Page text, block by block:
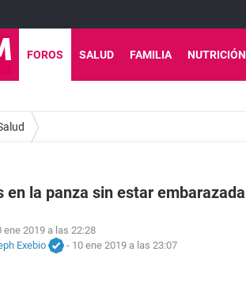
FOROS SALUD FAMILIA NUTRICIÓN
en la panza sin estar embarazada
ene 2019 a las 22:28
Exebio
- 10 ene 2019 a las 23:07